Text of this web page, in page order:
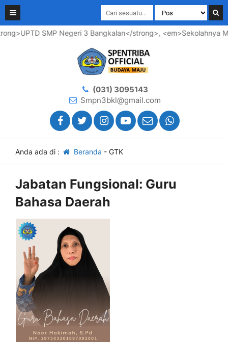
SMP Negeri 3 Bangkalan</strong>, <em>Sekolahnya
(031) 3095143
Smpn3bkl@gmail.com
Anda ada di : Beranda - GTK
Jabatan Fungsional: Guru
Bahasa Daerah